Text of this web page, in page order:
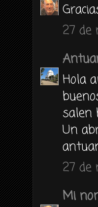
27 de
Hola
salen
Un
27 de
Mi